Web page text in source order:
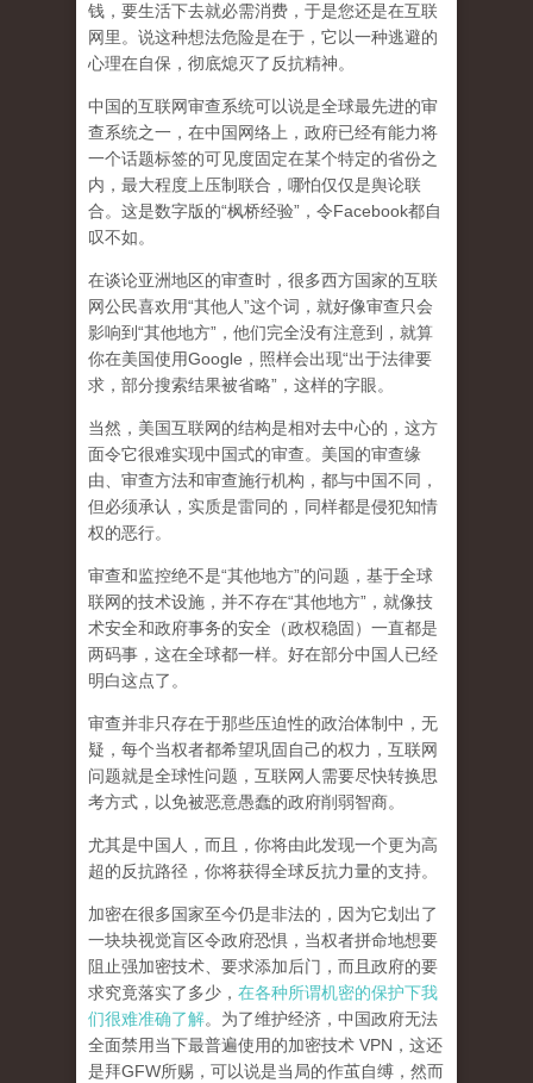
钱，要生活下去就必需消费，于是您还是在互联
网里。说这种想法危险是在于，它以一种逃避的
心理在自保，彻底熄灭了反抗精神。
中国的互联网审查系统可以说是全球最先进的审
查系统之一，在中国网络上，政府已经有能力将
一个话题标签的可见度固定在某个特定的省份之
内，最大程度上压制联合 ，哪怕仅仅是舆论联
合。这是数字版的“枫桥经验”，令Facebook都自
叹不如。
在谈论亚洲地区的审查时，很多西方国家的互联
网公民喜欢用“其他人”这个词，就好像审查只会
影响到“其他地方”，他们完全没有注意到， 就算
你在美国使用Google，照样会出现“出于法律要
求，部分搜索结果被省略”，这样的字眼。
当然，美国互联网的结构是相对去中心的，这方
面令它很难实现中国式的审查。美国的审查缘
由、审查方法和审查施行机构，都与中国不同，
但必须承认， 实质是雷同的，同样都是侵犯知情
权的恶行。
审查和监控绝不是“其他地方”的问题，基于全球
联网的技术设施，并不存在“其他地方”，就像技
术安全和政府事务的安全（政权稳固）一直都是
两码事，这在全球都一样。好在部分中国人已经
明白这点了。
审查并非只存在于那些压迫性的政治体制中，无
疑，每个当权者都希望巩固自己的权力，互联网
问题就是全球性问题，互联网人需要尽快转换思
考方式，以免被恶意愚蠢的政府削弱智商。
尤其是中国人，而且，你将由此发现一个更为高
超的反抗路径，你将获得全球反抗力量的支持。
加密在很多国家至今仍是非法的，因为它划出了
一块块视觉盲区令政府恐惧，当权者拼命地想要
阻止强加密技术、要求添加后门，而且政府的要
求究竟落实了多少， 在各种所谓机密的保护下我
们很难准确了解。为了维护经济，中国政府无法
全面禁用当下最普遍使用的加密技术 VPN，这还
是拜GFW所赐，可以说是当局的作茧自缚，然而